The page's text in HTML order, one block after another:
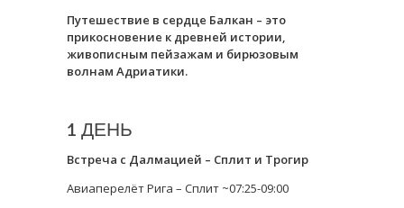
Путешествие в сердце Балкан – это
прикосновение к древней истории,
живописным пейзажам и бирюзовым
волнам Адриатики.
1 ДЕНЬ
Встреча с Далмацией – Сплит и Трогир
Авиаперелёт Рига – Сплит ~07:25-09:00